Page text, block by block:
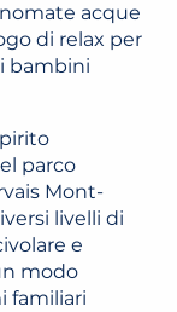
acque
di relax per
bambini
parco
Mont-
livelli di
e
modo
familiari